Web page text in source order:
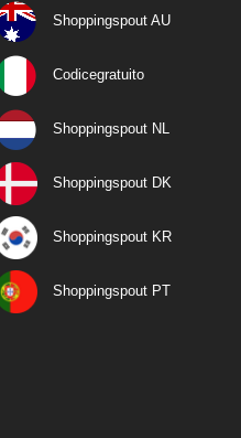
Shoppingspout AU
Codicegratuito
Shoppingspout NL
Shoppingspout DK
Shoppingspout KR
Shoppingspout PT